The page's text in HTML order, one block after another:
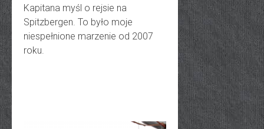
Kapitana myśl o rejsie na
Spitzbergen. To było moje
niespełnione marzenie od 2007
roku.